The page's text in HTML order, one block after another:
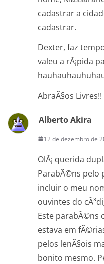
cadastrar a
cadastrar.
Dexter, faz
valeu a rÃ¡pida
AbraÃ§os Livres!!
Alberto Akira
12 de dezembro de
OlÃ¡ querida
ParabÃ©ns pelo
incluir o meu
ouvintes do
Este parabÃ©ns
estava em
pelos lenÃ§ois
bonito mesmo.